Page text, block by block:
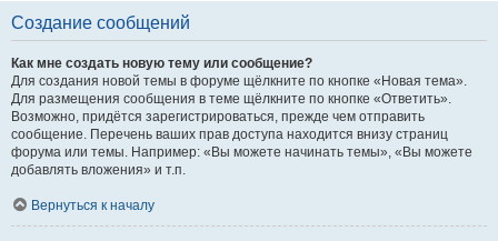
Создание сообщений
Как мне создать новую тему или сообщение?
Для создания новой темы в форуме щёлкните по кнопке «Новая тема».
Для размещения сообщения в теме щёлкните по кнопке «Ответить».
Возможно, придётся зарегистрироваться, прежде чем отправить
сообщение. Перечень ваших прав доступа находится внизу страниц
форума или темы. Например: «Вы можете начинать темы», «Вы можете
добавлять вложения» и т.п.
Вернуться к началу